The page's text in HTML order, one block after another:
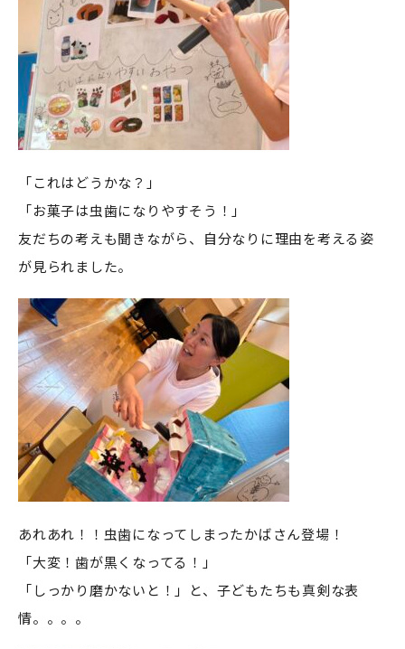
「これはどうかな？」
「お菓子は虫歯になりやすそう！」
友だちの考えも聞きながら、自分なりに理由を考える姿
が見られました。
あれあれ！！虫歯になってしまったかばさん登場！
「大変！歯が黒くなってる！」
「しっかり磨かないと！」と、子どもたちも真剣な表
情。。。。